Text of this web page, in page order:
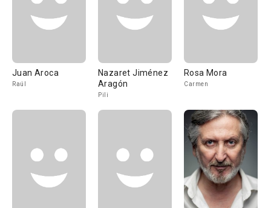
Juan Aroca
Raúl
Nazaret Jiménez
Aragón
Pili
Rosa Mora
Carmen